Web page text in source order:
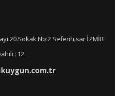
20.Sokak No:2 Seferihisar İZMİR
: 12